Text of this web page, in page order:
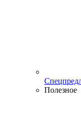
Полезное